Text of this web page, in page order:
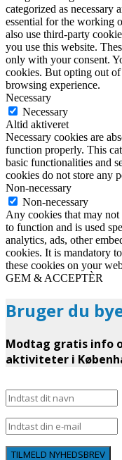
categorized as necessary
essential for the working
also use third-party
you use this website.
only with your consent.
cookies. But opting out
browsing experience.
Necessary
Necessary
Altid aktiveret
Necessary cookies are
function properly. This
basic functionalities and
cookies do not store any
Non-necessary
Non-necessary
Any cookies that may
to function and is used
analytics, ads, other
cookies. It is mandatory
these cookies on your
GEM & ACCEPTÈR
Bruger du
Modtag gratis info
aktiviteter i
TILMELD NYHEDSBREV